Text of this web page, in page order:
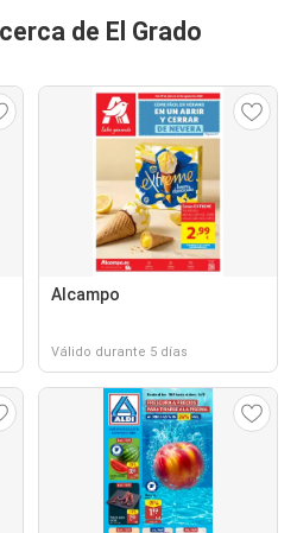
de El Grado
Alcampo
Válido durante 5 días